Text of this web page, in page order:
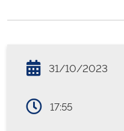
31/10/2023
17:55